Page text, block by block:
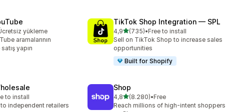
yükleme
aramalarının
yapın
TikTok Shop Integration — SPL
4,95 yıldız üzerinden
(735)
toplam 735 değerlendirme
•Free to install
Sell on TikTok Shop to increase sales
opportunities
Built for Shopify
to install
independent retailers
Shop
4,85 yıldız üzerinden
(8.280)
toplam 8280 değerlendirme
•Free
Reach millions of high-intent shoppers